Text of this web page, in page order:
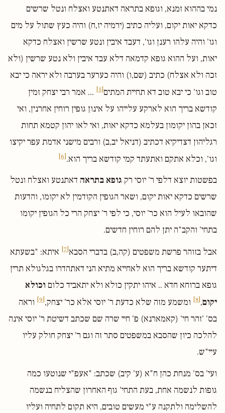
נמי בההוא זמנא, וגופא בתראה דאתנטע ואצלח ונטל שרשים
כדקא יאות יקום, ועליה כתיב (ירמיה יז,ח) והיה כעץ שתול על מים
וגו' והיה עלהו רענן וגו', דעבד איבין ונטע שרשין ואצלח כדקא
יאות, ועל ההוא גופא קדמאה דלא עבד איבין ולא נטע שרשין (ולא
זכה ולא אצלח) כתיב (שם,ו) והיה כערער בערבה ולא יראה כי יבא
טוב וגו' כי יבא טוב דא תחיית המתים[5]
... אמר רבי יצחק זמין
קודשא בריך הוא לארקע עלייהו על אינון גופין רוחין אחרנין, ואי
זכאן בהון יקומון בעלמא כדקא יאות, ואי לאו יהון קטמא תחות
רגליהון דצדיקיא דכתיב (דניאל יב,ב) ורבים מישני אדמת עפר יקיצו
וגו', וכלא אתקם ואתעתד קמי קודשא בריך הוא.[6]
בפשטות יוצא דלפי ר' יוסי רק גופא בתראה דאתנטע ואצלח ונטל
שרשים כדקא יאות יקום, ושאר הגופין הקודמין לא יקומו, והדעות
שהובאו לעיל הוא כר' יוסי, כי לפי ר' יצחק הרי כל הגופין יקומו
בתחי' והקב"ה יתן להם רוחין חדשים.
אבל בזוהר פרשת משפטים (קה,ב) בדברי הסבא[7]
איתא: "בשעתא
דיתער קודשא בריך הוא לאחייא מתיא הני דאתהדרו בגלגולא תרין
גופא ברוחא חדא .. איהו יתקין כולא ולא יתאביד כלום וכולא
יקום,
[8] ומשמע מזה שלא כדעת ר' יוסי אלא כר' יצחק,[9]
וראה
בס' 'זהר חי' (קאמארנא) פ' חיי שרה שם שכתב דשיטת ר' יוסי אינה
להלכה כיון שהסבא במשפטים סתר זה וגם ר' יצחק חולק עליו
עיי"ש.
ועי' בס' מנחת כהן ח"א (ע' קיב) שכתב: "אעפ"י שנוטעו כמה
גופות לנשמה אחת, בעת התחי' גוף האחרון שהצליח בנשמה
להשלימה ולתקנה ע"י מעשים טובים, היא תקום לתחיה ועליו